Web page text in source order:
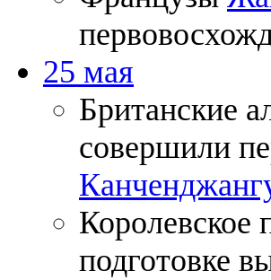
25 мая
Британские
совершили
Королевское
подготовке